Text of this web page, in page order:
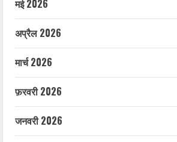
मई 2026
अप्रैल 2026
मार्च 2026
फ़रवरी 2026
जनवरी 2026